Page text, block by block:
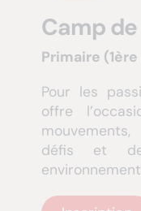
Camp
Primaire
Pour les
offre
défis et